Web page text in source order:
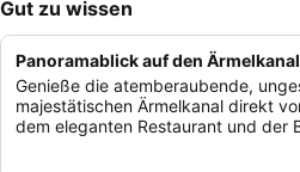
Gut zu wissen
Panoramablick auf den Ärmelkanal
Genieße die atemberaubende,
majestätischen Ärmelkanal direkt
dem eleganten Restaurant und der